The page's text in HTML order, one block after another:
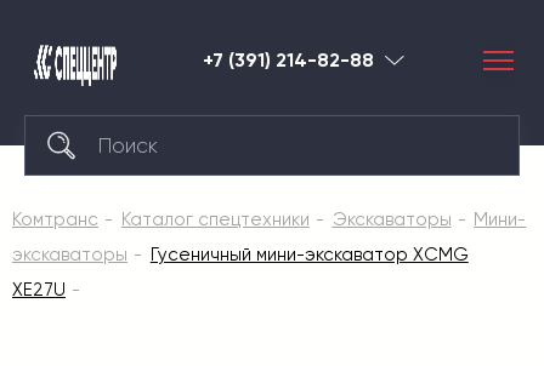
+7 (391) 214-82-88 Красноярск
Комтранс Каталог спецтехники Экскаваторы
Мини-
экскаваторы
Гусеничный мини-экскаватор XCMG
XE27U